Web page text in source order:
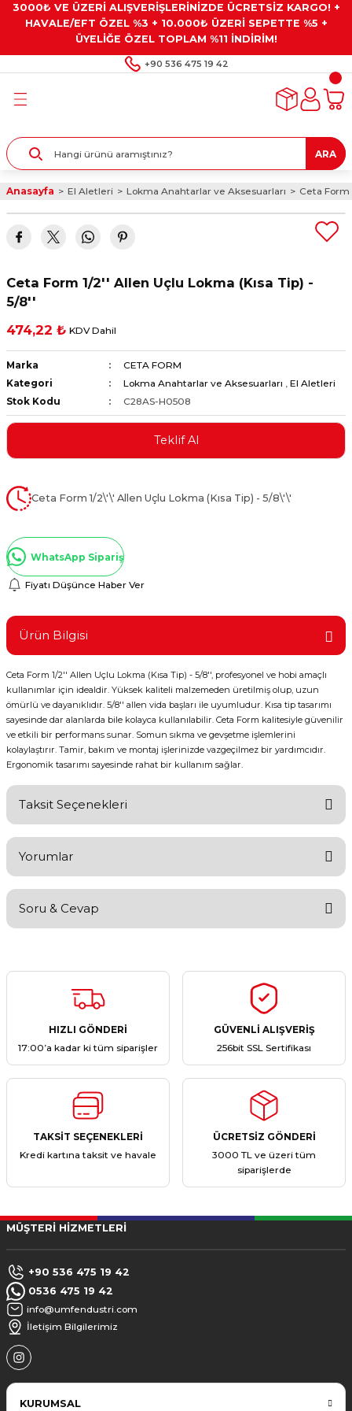
3000₺ VE ÜZERİ ALIŞVERİŞLERİNİZDE ÜCRETSİZ KARGO! +
HAVALE/EFT ÖZEL %3 + 10.000₺ ÜZERİ SEPETTE %5 +
ÜYELİĞE ÖZEL TOPLAM %11 İNDİRİM!
+90 536 475 19 42
Geri Dön
Kaplamalar
Geri Dön
Geri Dön
Gresler
Geri Dön
Alet Setleri
ve Multimetreler
ve Penseler
Geri Dön
Taşları ve
ARA
Anasayfa El Aletleri Lokma Anahtarlar ve Aksesuarları Ceta Form
Ceta Form 1/2'' Allen Uçlu Lokma (Kısa Tip) -
5/8''
474,22 ₺ KDV Dahil
Marka
CETA FORM
Kategori
Lokma Anahtarlar ve Aksesuarları , El Aletleri
Stok Kodu
C28AS-H0508
Teklif Al
Ceta Form 1/2\'\' Allen Uçlu Lokma (Kısa Tip) - 5/8\'\'
WhatsApp Sipariş
Fiyatı Düşünce Haber Ver
Ürün Bilgisi
Ceta Form 1/2'' Allen Uçlu Lokma (Kısa Tip) - 5/8'', profesyonel ve hobi amaçlı
kullanımlar için idealdir. Yüksek kaliteli malzemeden üretilmiş olup, uzun
ömürlü ve dayanıklıdır. 5/8'' allen vida başları ile uyumludur. Kısa tip tasarımı
sayesinde dar alanlarda bile kolayca kullanılabilir. Ceta Form kalitesiyle güvenilir
ve etkili bir performans sunar. Somun sıkma ve gevşetme işlemlerini
kolaylaştırır. Tamir, bakım ve montaj işlerinizde vazgeçilmez bir yardımcıdır.
Ergonomik tasarımı sayesinde rahat bir kullanım sağlar.
Taksit Seçenekleri
Yorumlar
Yorum Yaz
Soru & Cevap
Ürün hakkında henüz soru sorulmamış.
HIZLI GÖNDERİ
17:00’a kadar ki tüm siparişler
GÜVENLİ ALIŞVERİŞ
256bit SSL Sertifikası
TAKSİT SEÇENEKLERİ
Kredi kartına taksit ve havale
ÜCRETSİZ GÖNDERİ
3000 TL ve üzeri tüm
siparişlerde
MÜŞTERİ HİZMETLERİ
+90 536 475 19 42
0536 475 19 42
info@umfendustri.com
İletişim Bilgilerimiz
KURUMSAL